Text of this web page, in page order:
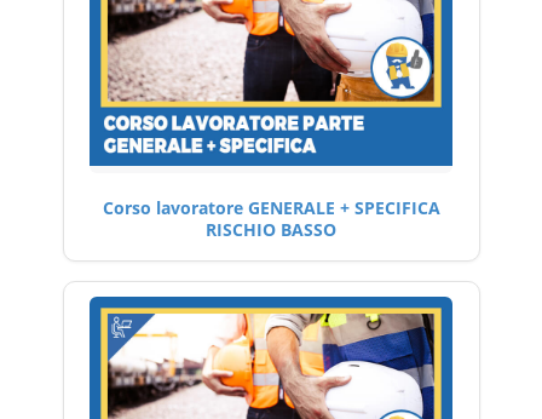
Corso lavoratore GENERALE + SPECIFICA
RISCHIO BASSO